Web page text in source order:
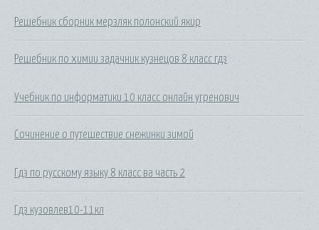
Решебник сборник мерзляк полонский якир
Решебник по химии задачник кузнецов 8 класс гдз
Учебник по информатики 10 класс онлайн угренович
Сочинение о путешествие снежинки зимой
Гдз по русскому языку 8 класс ва часть 2
Гдз кузовлев10-11кл